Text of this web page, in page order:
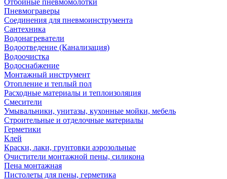
Отбойные пневмомолотки
Пневмограверы
Соединения для пневмоинструмента
Сантехника
Водонагреватели
Водоотведение (Канализация)
Водоочистка
Водоснабжение
Монтажный инструмент
Отопление и теплый пол
Расходные материалы и теплоизоляция
Смесители
Умывальники, унитазы, кухонные мойки, мебель
Строительные и отделочные материалы
Герметики
Клей
Краски, лаки, грунтовки аэрозольные
Очистители монтажной пены, силикона
Пена монтажная
Пистолеты для пены, герметика